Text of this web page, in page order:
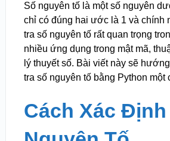
Số nguyên tố là một số nguyên
chỉ có đúng hai ước là 1 và chính
tra số nguyên tố rất quan trọng
nhiều ứng dụng trong mật mã,
lý thuyết số. Bài viết này sẽ
tra số nguyên tố bằng Python một
Cách Xác Định